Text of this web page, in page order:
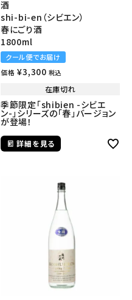
酒
shi-bi-en（シビエン）
春にごり酒
1800ml
クール便でお届け
価格 ¥3,300 税込
在庫切れ
季節限定「shibien -シビエ
ン-」シリーズの「春」バージョン
が登場！
詳細を見る